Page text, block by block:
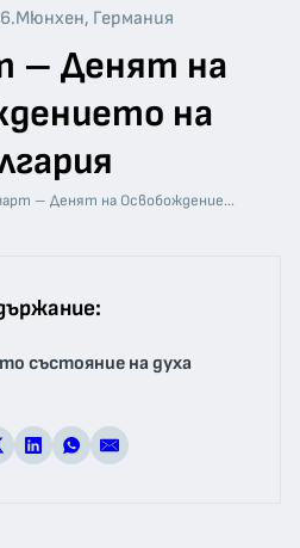
.Мюнхен, Германия
– Денят на
на
– Денят на Освобождението на България
състояние на духа